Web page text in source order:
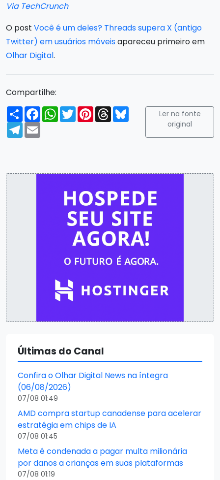
Via TechCrunch
O post Você é um deles? Threads supera X (antigo
Twitter) em usuários móveisapareceu primeiro em
Olhar Digital.
Compartilhe:
Compartilhar
FacebookWhatsApp
TwitterPinterest
ThreadsBluesky
Telegram
Email
Ler na fonte
original
Últimas do Canal
Confira o Olhar Digital News na íntegra
(06/08/2026)
07/08 01:49
AMD compra startup canadense para acelerar
estratégia em chips de IA
07/08 01:45
Meta é condenada a pagar multa milionária
por danos a crianças em suas plataformas
07/08 01:19